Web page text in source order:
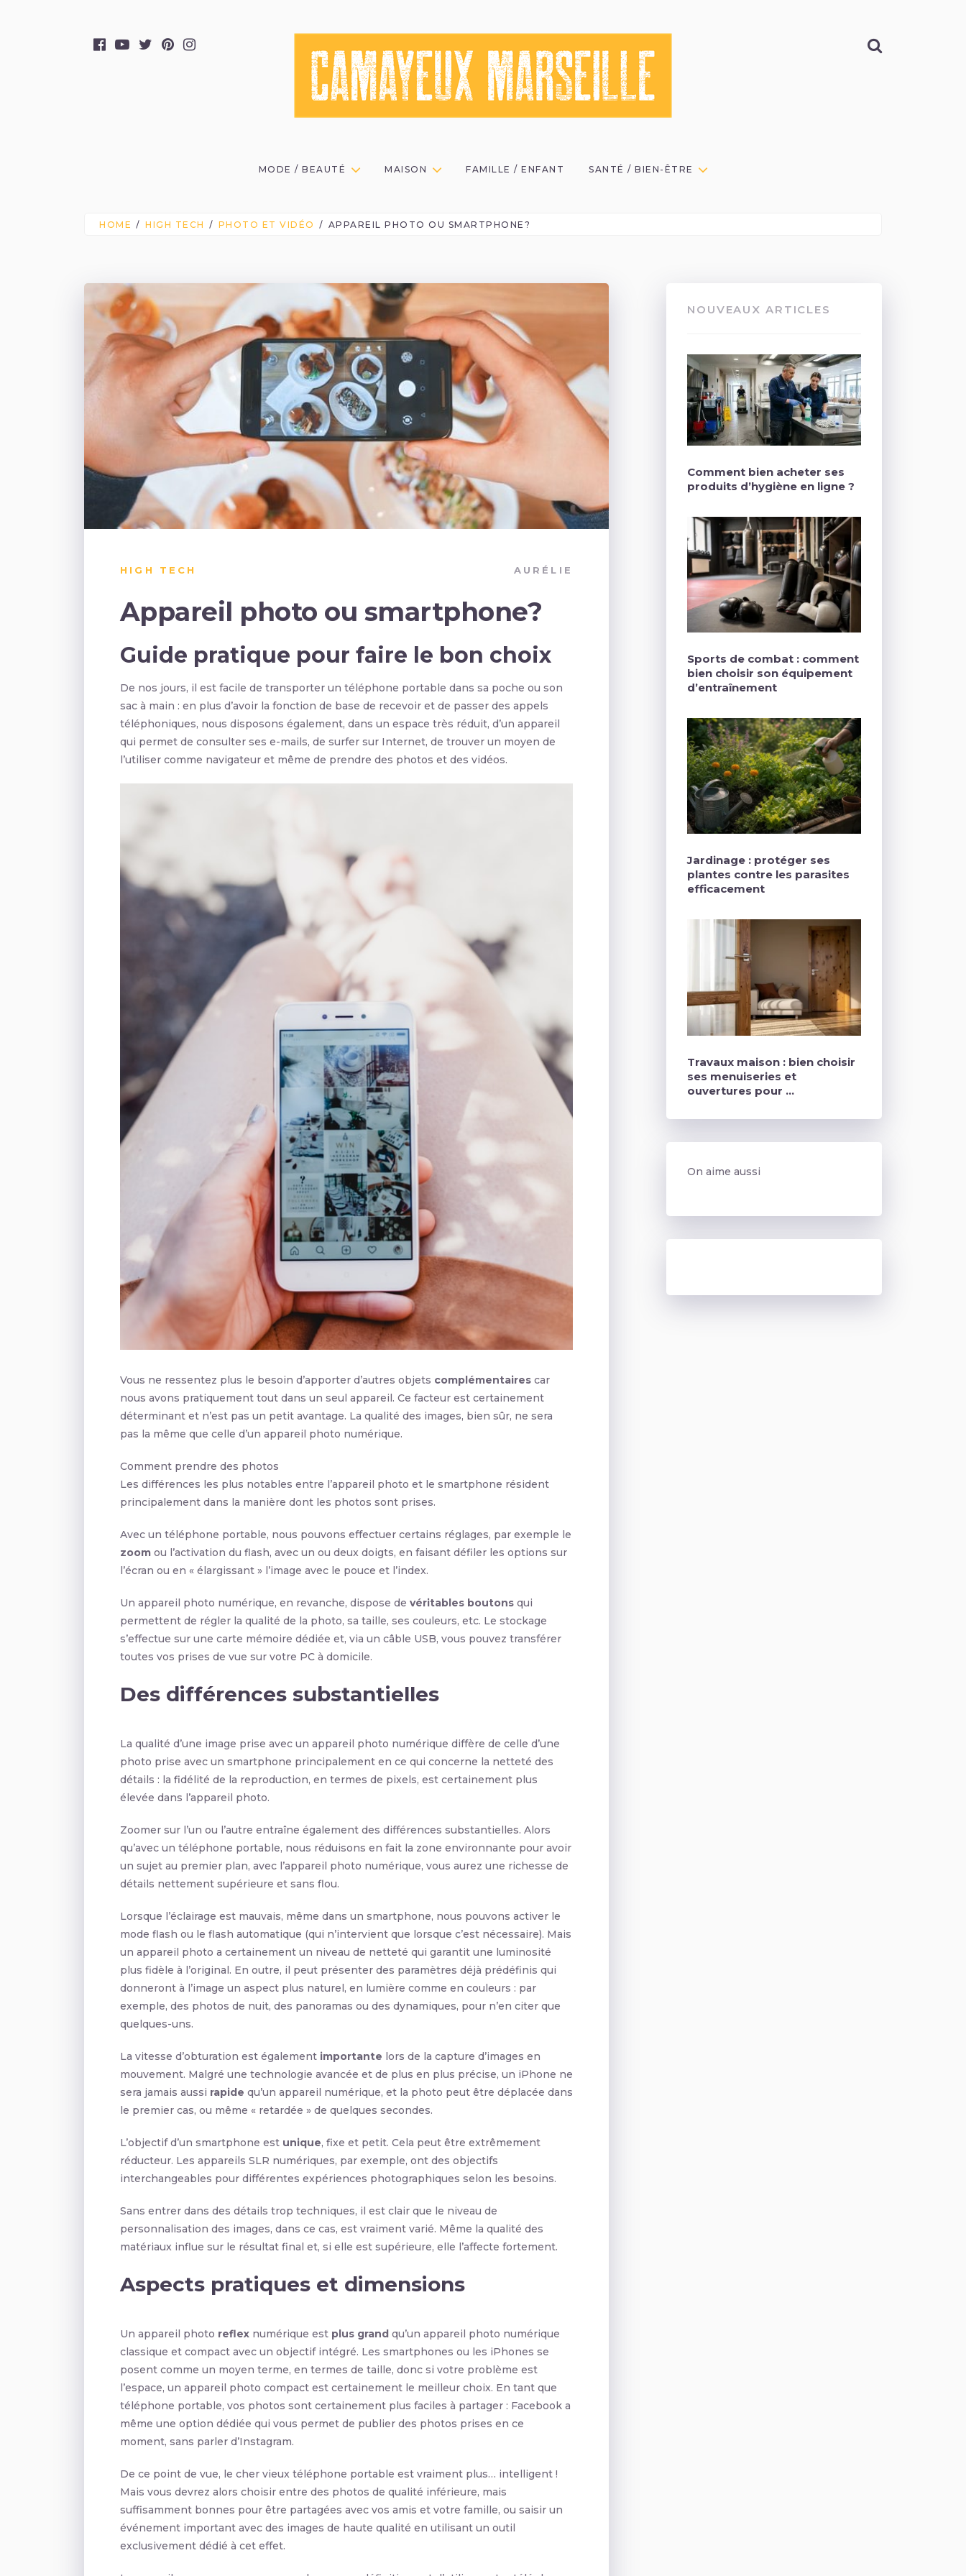
MODE / BEAUTÉ MAISON FAMILLE / ENFANT SANTÉ / BIEN-ÊTRE
HOME HIGH TECH PHOTO ET VIDÉO APPAREIL PHOTO OU SMARTPHONE?
HIGH TECH AURÉLIE
Appareil photo ou smartphone?
Guide pratique pour faire le bon choix
De nos jours, il est facile de transporter un téléphone portable dans sa poche ou son
sac à main : en plus d’avoir la fonction de base de recevoir et de passer des appels
téléphoniques, nous disposons également, dans un espace très réduit, d’un appareil
qui permet de consulter ses e-mails, de surfer sur Internet, de trouver un moyen de
l’utiliser comme navigateur et même de prendre des photos et des vidéos.
Vous ne ressentez plus le besoin d’apporter d’autres objets complémentaires car
nous avons pratiquement tout dans un seul appareil. Ce facteur est certainement
déterminant et n’est pas un petit avantage. La qualité des images, bien sûr, ne sera
pas la même que celle d’un appareil photo numérique.
Comment prendre des photos
Les différences les plus notables entre l’appareil photo et le smartphone résident
principalement dans la manière dont les photos sont prises.
Avec un téléphone portable, nous pouvons effectuer certains réglages, par exemple le
zoom ou l’activation du flash, avec un ou deux doigts, en faisant défiler les options sur
l’écran ou en « élargissant » l’image avec le pouce et l’index.
Un appareil photo numérique, en revanche, dispose de véritables boutons qui
permettent de régler la qualité de la photo, sa taille, ses couleurs, etc. Le stockage
s’effectue sur une carte mémoire dédiée et, via un câble USB, vous pouvez transférer
toutes vos prises de vue sur votre PC à domicile.
Des différences substantielles
La qualité d’une image prise avec un appareil photo numérique diffère de celle d’une
photo prise avec un smartphone principalement en ce qui concerne la netteté des
détails : la fidélité de la reproduction, en termes de pixels, est certainement plus
élevée dans l’appareil photo.
Zoomer sur l’un ou l’autre entraîne également des différences substantielles. Alors
qu’avec un téléphone portable, nous réduisons en fait la zone environnante pour avoir
un sujet au premier plan, avec l’appareil photo numérique, vous aurez une richesse de
détails nettement supérieure et sans flou.
Lorsque l’éclairage est mauvais, même dans un smartphone, nous pouvons activer le
mode flash ou le flash automatique (qui n’intervient que lorsque c’est nécessaire). Mais
un appareil photo a certainement un niveau de netteté qui garantit une luminosité
plus fidèle à l’original. En outre, il peut présenter des paramètres déjà prédéfinis qui
donneront à l’image un aspect plus naturel, en lumière comme en couleurs : par
exemple, des photos de nuit, des panoramas ou des dynamiques, pour n’en citer que
quelques-uns.
La vitesse d’obturation est également importante lors de la capture d’images en
mouvement. Malgré une technologie avancée et de plus en plus précise, un iPhone ne
sera jamais aussi rapide qu’un appareil numérique, et la photo peut être déplacée dans
le premier cas, ou même « retardée » de quelques secondes.
L’objectif d’un smartphone est unique, fixe et petit. Cela peut être extrêmement
réducteur. Les appareils SLR numériques, par exemple, ont des objectifs
interchangeables pour différentes expériences photographiques selon les besoins.
Sans entrer dans des détails trop techniques, il est clair que le niveau de
personnalisation des images, dans ce cas, est vraiment varié. Même la qualité des
matériaux influe sur le résultat final et, si elle est supérieure, elle l’affecte fortement.
Aspects pratiques et dimensions
Un appareil photo reflex numérique est plus grand qu’un appareil photo numérique
classique et compact avec un objectif intégré. Les smartphones ou les iPhones se
posent comme un moyen terme, en termes de taille, donc si votre problème est
l’espace, un appareil photo compact est certainement le meilleur choix. En tant que
téléphone portable, vos photos sont certainement plus faciles à partager : Facebook a
même une option dédiée qui vous permet de publier des photos prises en ce
moment, sans parler d’Instagram.
De ce point de vue, le cher vieux téléphone portable est vraiment plus… intelligent !
Mais vous devrez alors choisir entre des photos de qualité inférieure, mais
suffisamment bonnes pour être partagées avec vos amis et votre famille, ou saisir un
événement important avec des images de haute qualité en utilisant un outil
exclusivement dédié à cet effet.
NOUVEAUX ARTICLES
Comment bien acheter ses
produits d’hygiène en ligne ?
Sports de combat : comment
bien choisir son équipement
d’entraînement
Jardinage : protéger ses
plantes contre les parasites
efficacement
Travaux maison : bien choisir
ses menuiseries et
ouvertures pour …
On aime aussi